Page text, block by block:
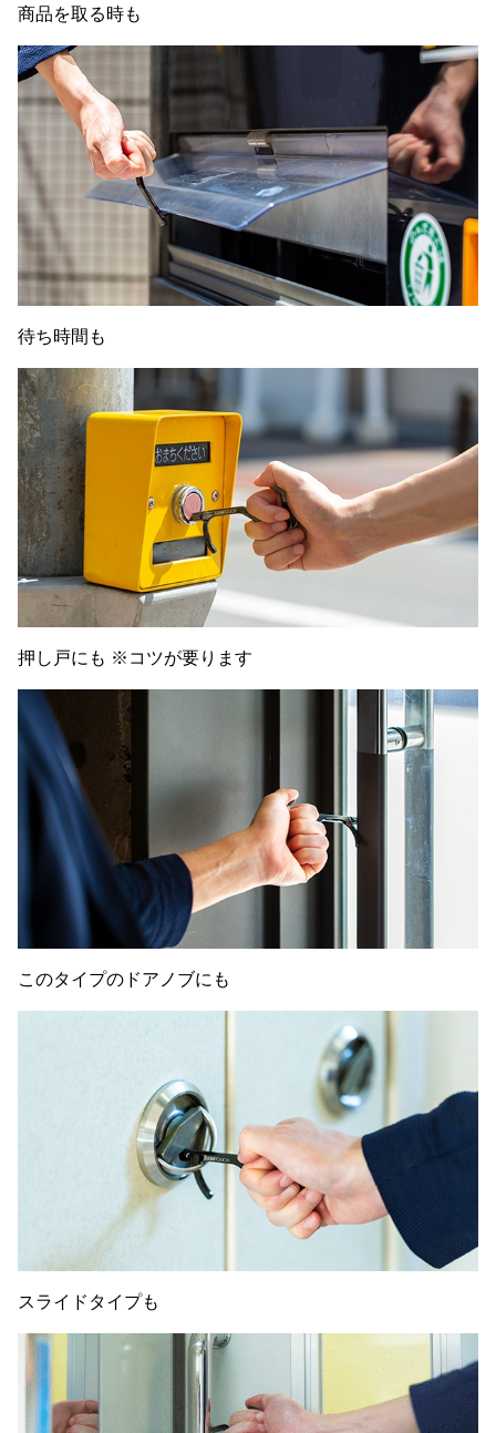
商品を取る時も
待ち時間も
押し戸にも ※コツが要ります
このタイプのドアノブにも
スライドタイプも